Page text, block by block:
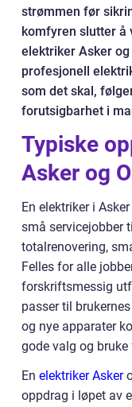
strømmen før
komfyren slutter å
elektriker Asker
profesjonell
som det skal,
forutsigbarhet i
Typiske
Asker og
En elektriker i
små servicejobber
totalrenovering,
Felles for alle
forskriftsmessig
passer til
og nye apparater
gode valg og
En elektriker Asker
oppdrag i løpet av